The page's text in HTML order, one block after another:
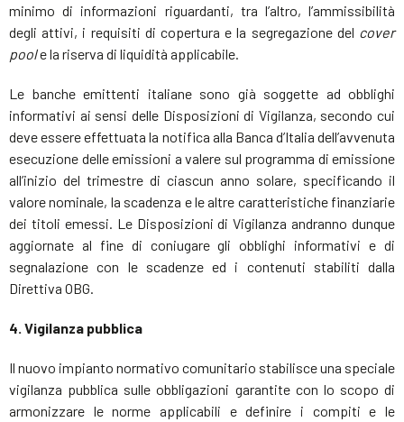
minimo di informazioni riguardanti, tra l’altro, l’ammissibilità
degli attivi, i requisiti di copertura e la segregazione del cover
poole la riserva di liquidità applicabile.
Le banche emittenti italiane sono già soggette ad obblighi
informativi ai sensi delle Disposizioni di Vigilanza, secondo cui
deve essere effettuata la notifica alla Banca d’Italia dell’avvenuta
esecuzione delle emissioni a valere sul programma di emissione
all’inizio del trimestre di ciascun anno solare, specificando il
valore nominale, la scadenza e le altre caratteristiche finanziarie
dei titoli emessi. Le Disposizioni di Vigilanza andranno dunque
aggiornate al fine di coniugare gli obblighi informativi e di
segnalazione con le scadenze ed i contenuti stabiliti dalla
Direttiva OBG.
4. Vigilanza pubblica
Il nuovo impianto normativo comunitario stabilisce una speciale
vigilanza pubblica sulle obbligazioni garantite con lo scopo di
armonizzare le norme applicabili e definire i compiti e le